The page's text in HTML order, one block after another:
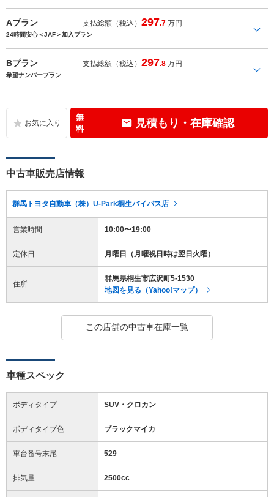
Aプラン 支払総額（税込）297.7 万円
24時間安心＜JAF＞加入プラン
Bプラン 支払総額（税込）297.8 万円
希望ナンバープラン
無
料
見積もり・在庫確認
中古車販売店情報
群馬トヨタ自動車（株）U-Park桐生バイパス店
営業時間 10:00〜19:00
定休日 月曜日（月曜祝日時は翌日火曜）
住所
群馬県桐生市広沢町5-1530
地図を見る（Yahoo!マップ）
この店舗の中古車在庫一覧
車種スペック
ボディタイプ SUV・クロカン
ボディタイプ色 ブラックマイカ
車台番号末尾 529
排気量 2500cc